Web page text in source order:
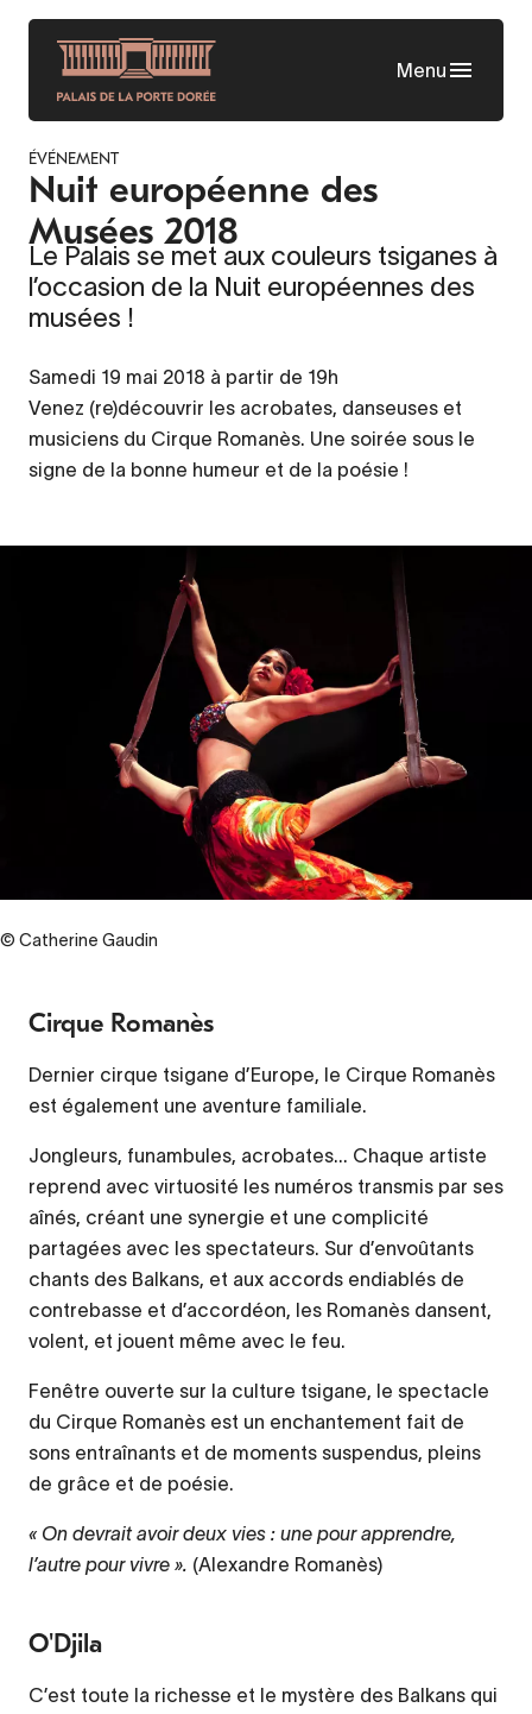
Skip
content
Menu
ÉVÉNEMENT
Nuit européenne des
Musées 2018
Le Palais se met aux couleurs tsiganes à
l’occasion de la Nuit européennes des
musées !
Samedi 19 mai 2018 à partir de 19h
Venez (re)découvrir les acrobates, danseuses et
musiciens du Cirque Romanès. Une soirée sous le
signe de la bonne humeur et de la poésie !
© Catherine Gaudin
Cirque Romanès
Dernier cirque tsigane d’Europe, le Cirque Romanès
est également une aventure familiale.
Jongleurs, funambules, acrobates... Chaque artiste
reprend avec virtuosité les numéros transmis par ses
aînés, créant une synergie et une complicité
partagées avec les spectateurs. Sur d’envoûtants
chants des Balkans, et aux accords endiablés de
contrebasse et d’accordéon, les Romanès dansent,
volent, et jouent même avec le feu.
Fenêtre ouverte sur la culture tsigane, le spectacle
du Cirque Romanès est un enchantement fait de
sons entraînants et de moments suspendus, pleins
de grâce et de poésie.
« On devrait avoir deux vies : une pour apprendre,
l’autre pour vivre ». (Alexandre Romanès)
O'Djila
C’est toute la richesse et le mystère des Balkans qui